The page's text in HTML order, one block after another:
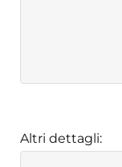
Altri dettagli: